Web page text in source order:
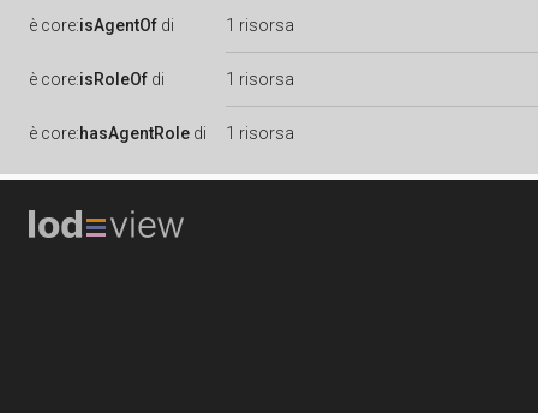
è core:isAgentOf di 1 risorsa
è core:isRoleOf di 1 risorsa
è core:hasAgentRole di 1 risorsa